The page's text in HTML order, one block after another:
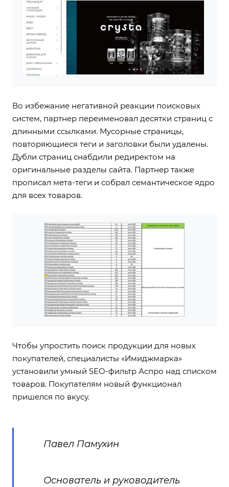
Во избежание негативной реакции поисковых
систем, партнер переименовал десятки страниц с
длинными ссылками. Мусорные страницы,
повторяющиеся теги и заголовки были удалены.
Дубли страниц снабдили редиректом на
оригинальные разделы сайта. Партнер также
прописал мета-теги и собрал семантическое ядро
для всех товаров.
Чтобы упростить поиск продукции для новых
покупателей, специалисты «Имиджмарка»
установили умный SEO-фильтр Аспро над списком
товаров. Покупателям новый функционал
пришелся по вкусу.
Павел Памухин
Основатель и руководитель